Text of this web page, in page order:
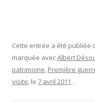
Cette entrée a été publiée
marquée avecAlbert
patrimoine, Première
visite, le 7 avril 2011 .